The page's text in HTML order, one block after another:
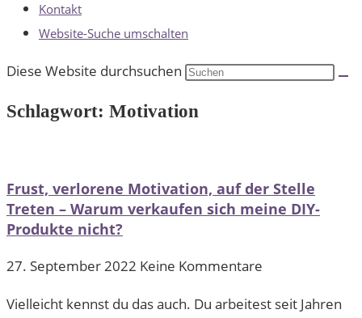
Kontakt
Website-Suche umschalten
Diese Website durchsuchen
Schlagwort: Motivation
Frust, verlorene Motivation, auf der Stelle
Treten – Warum verkaufen sich meine DIY-
Produkte nicht?
27. September 2022 Keine Kommentare
Vielleicht kennst du das auch. Du arbeitest seit Jahren